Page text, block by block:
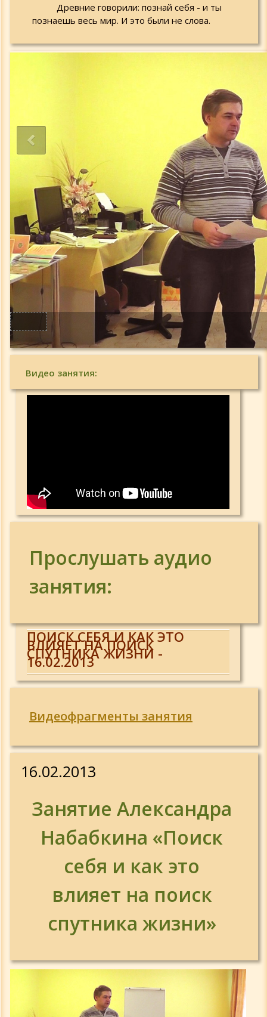
Древние говорили: познай себя - и ты
познаешь весь мир. И это были не слова.
Видео занятия:
Прослушать аудио
занятия:
ПОИСК СЕБЯ И КАК ЭТО
ВЛИЯЕТ НА ПОИСК
СПУТНИКА ЖИЗНИ -
16.02.2013
Видеофрагменты занятия
16.02.2013
Занятие Александра
Набабкина «Поиск
себя и как это
влияет на поиск
спутника жизни»